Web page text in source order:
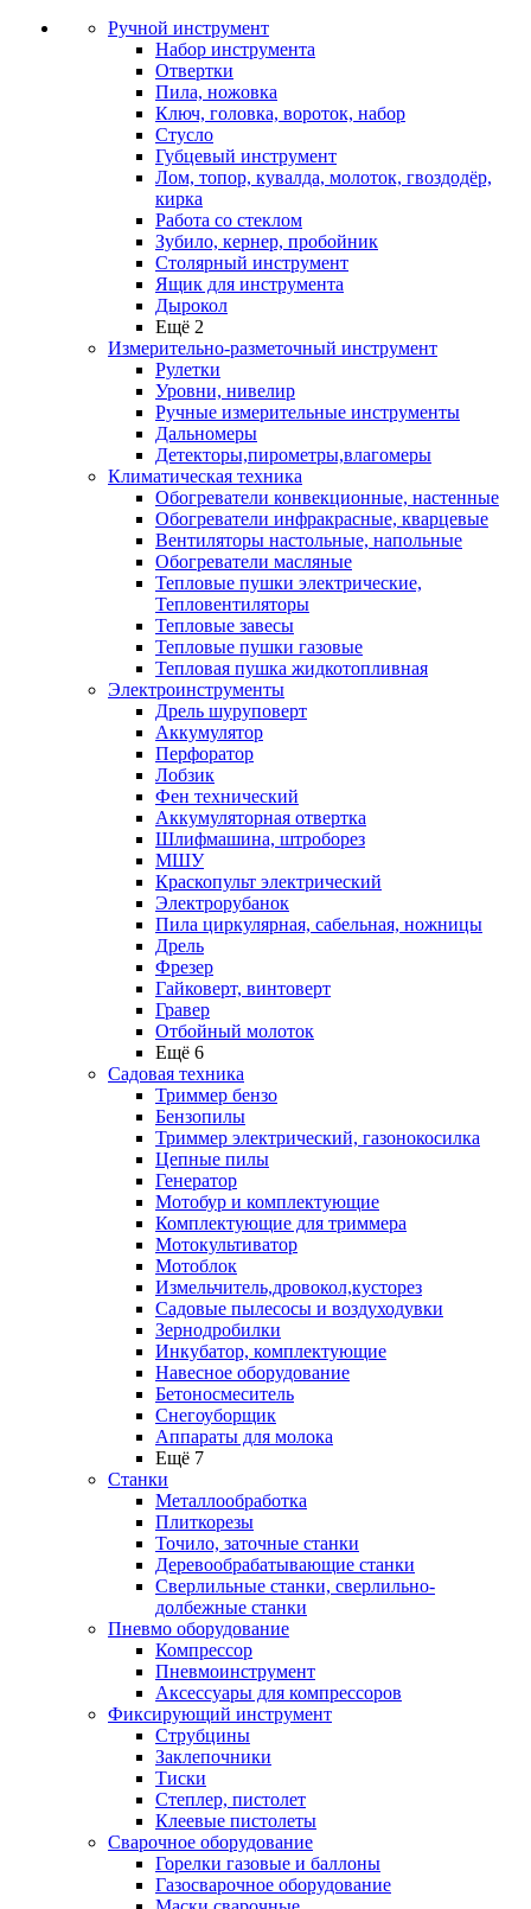
Ручной инструмент
Набор инструмента
Отвертки
Пила, ножовка
Ключ, головка, вороток, набор
Стусло
Губцевый инструмент
Лом, топор, кувалда, молоток, гвоздодёр,
кирка
Работа со стеклом
Зубило, кернер, пробойник
Столярный инструмент
Ящик для инструмента
Дырокол
Ещё 2
Измерительно-разметочный инструмент
Рулетки
Уровни, нивелир
Ручные измерительные инструменты
Дальномеры
Детекторы,пирометры,влагомеры
Климатическая техника
Обогреватели конвекционные, настенные
Обогреватели инфракрасные, кварцевые
Вентиляторы настольные, напольные
Обогреватели масляные
Тепловые пушки электрические,
Тепловентиляторы
Тепловые завесы
Тепловые пушки газовые
Тепловая пушка жидкотопливная
Электроинструменты
Дрель шуруповерт
Аккумулятор
Перфоратор
Лобзик
Фен технический
Аккумуляторная отвертка
Шлифмашина, штроборез
МШУ
Краскопульт электрический
Электрорубанок
Пила циркулярная, сабельная, ножницы
Дрель
Фрезер
Гайковерт, винтоверт
Гравер
Отбойный молоток
Ещё 6
Садовая техника
Триммер бензо
Бензопилы
Триммер электрический, газонокосилка
Цепные пилы
Генератор
Мотобур и комплектующие
Комплектующие для триммера
Мотокультиватор
Мотоблок
Измельчитель,дровокол,кусторез
Садовые пылесосы и воздуходувки
Зернодробилки
Инкубатор, комплектующие
Навесное оборудование
Бетоносмеситель
Снегоуборщик
Аппараты для молока
Ещё 7
Станки
Металлообработка
Плиткорезы
Точило, заточные станки
Деревообрабатывающие станки
Сверлильные станки, сверлильно-
долбежные станки
Пневмо оборудование
Компрессор
Пневмоинструмент
Аксессуары для компрессоров
Фиксирующий инструмент
Струбцины
Заклепочники
Тиски
Степлер, пистолет
Клеевые пистолеты
Сварочное оборудование
Горелки газовые и баллоны
Газосварочное оборудование